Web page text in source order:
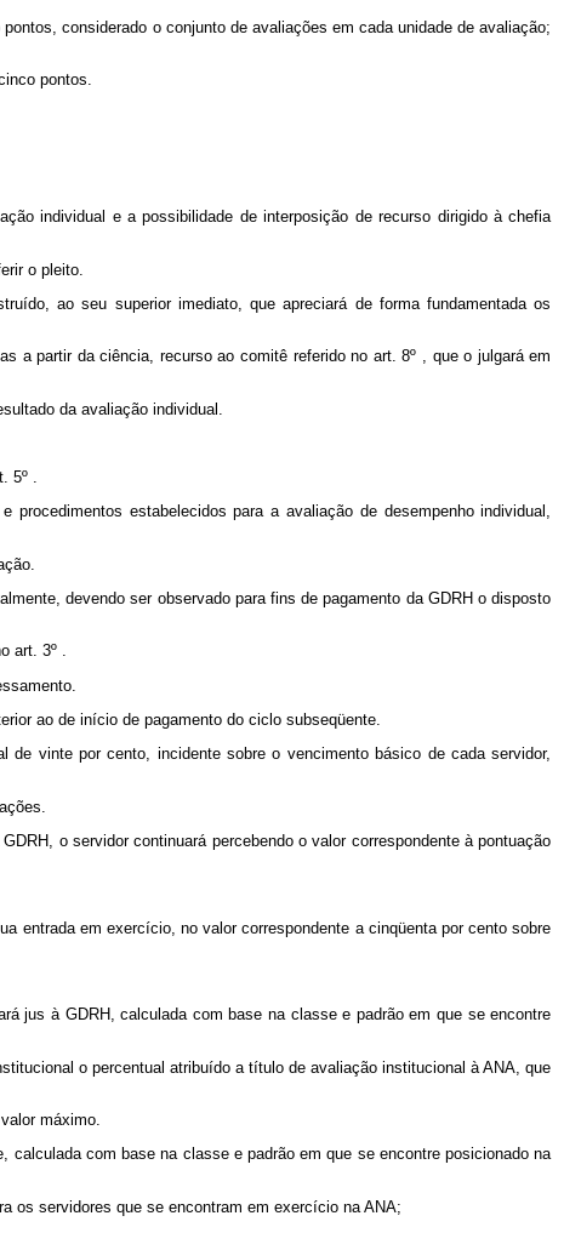
considerado o conjunto de avaliações em cada unidade de avaliação;
pontos.
individual e a possibilidade de interposição de recurso dirigido à chefia
o pleito.
ao seu superior imediato, que apreciará de forma fundamentada os
a partir da ciência, recurso ao comitê referido no art. 8º , que o julgará em
da avaliação individual.
5º .
estabelecidos para a avaliação de desempenho individual,
devendo ser observado para fins de pagamento da GDRH o disposto
art. 3º .
ao de início de pagamento do ciclo subseqüente.
vinte por cento, incidente sobre o vencimento básico de cada servidor,
o servidor continuará percebendo o valor correspondente à pontuação
entrada em exercício, no valor correspondente a cinqüenta por cento sobre
jus à GDRH, calculada com base na classe e padrão em que se encontre
o percentual atribuído a título de avaliação institucional à ANA, que
máximo.
com base na classe e padrão em que se encontre posicionado na
os servidores que se encontram em exercício na ANA;